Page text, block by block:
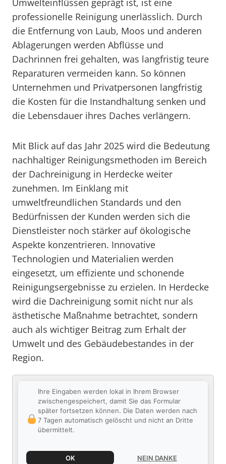
Umwelteinflüssen geprägt ist, ist eine
professionelle Reinigung unerlässlich. Durch
die Entfernung von Laub, Moos und anderen
Ablagerungen werden Abflüsse und
Dachrinnen frei gehalten, was langfristig teure
Reparaturen vermeiden kann. So können
Unternehmen und Privatpersonen langfristig
die Kosten für die Instandhaltung senken und
die Lebensdauer ihres Daches verlängern.
Mit Blick auf das Jahr 2025 wird die Bedeutung
nachhaltiger Reinigungsmethoden im Bereich
der Dachreinigung in Herdecke weiter
zunehmen. Im Einklang mit
umweltfreundlichen Standards und den
Bedürfnissen der Kunden werden sich die
Dienstleister noch stärker auf ökologische
Aspekte konzentrieren. Innovative
Technologien und Materialien werden
eingesetzt, um effiziente und schonende
Reinigungsergebnisse zu erzielen. In Herdecke
wird die Dachreinigung somit nicht nur als
ästhetische Maßnahme betrachtet, sondern
auch als wichtiger Beitrag zum Erhalt der
Umwelt und des Gebäudebestandes in der
Region.
Ihre Eingaben werden lokal in Ihrem Browser
zwischengespeichert, damit Sie das Formular
später fortsetzen können. Die Daten werden nach
7 Tagen automatisch gelöscht und nicht an Dritte
übermittelt.
OK NEIN DANKE